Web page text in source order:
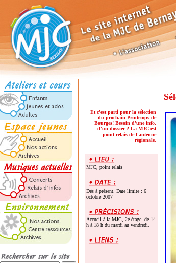
Et c'est parti pour la sélection
du prochain Printemps de
Bourges! Besoin d'une info,
d'un dossier ? La MJC est
point relais de l'antenne
régionale.
MJC, point relais
Dès à présent. Date limite : 6
octobre 2007
Accueil à la MJC, 2è étage, de 14
h à 18 h du mardi au vendredi.